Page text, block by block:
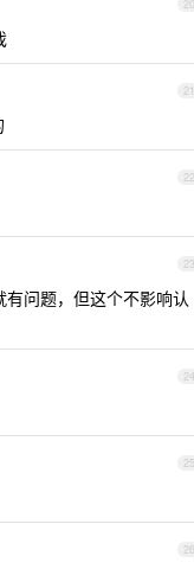
20
21
22
23
问题，但这个不影响认
24
25
26